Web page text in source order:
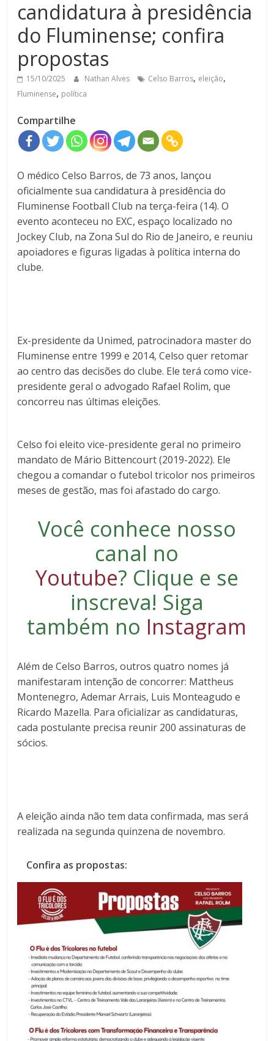
candidatura à presidência
do Fluminense; confira
propostas
15/10/2025 Nathan Alves Celso Barros, eleição,
Fluminense, política
Compartilhe
O médico Celso Barros, de 73 anos, lançou
oficialmente sua candidatura à presidência do
Fluminense Football Club na terça-feira (14). O
evento aconteceu no EXC, espaço localizado no
Jockey Club, na Zona Sul do Rio de Janeiro, e reuniu
apoiadores e figuras ligadas à política interna do
clube.
Ex-presidente da Unimed, patrocinadora master do
Fluminense entre 1999 e 2014, Celso quer retomar
ao centro das decisões do clube. Ele terá como vice-
presidente geral o advogado Rafael Rolim, que
concorreu nas últimas eleições.
Celso foi eleito vice-presidente geral no primeiro
mandato de Mário Bittencourt (2019-2022). Ele
chegou a comandar o futebol tricolor nos primeiros
meses de gestão, mas foi afastado do cargo.
Você conhece nosso
canal no
Youtube? Clique e se
inscreva! Siga
também no Instagram
Além de Celso Barros, outros quatro nomes já
manifestaram intenção de concorrer: Mattheus
Montenegro, Ademar Arrais, Luis Monteagudo e
Ricardo Mazella. Para oficializar as candidaturas,
cada postulante precisa reunir 200 assinaturas de
sócios.
A eleição ainda não tem data confirmada, mas será
realizada na segunda quinzena de novembro.
Confira as propostas: